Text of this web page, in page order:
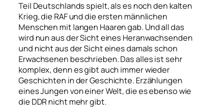
Teil Deutschlands spielt, als es noch den kalten
Krieg, die RAF und die ersten männlichen
Menschen mit langen Haaren gab. Und all das
wird nun aus der Sicht eines Heranwachsenden
und nicht aus der Sicht eines damals schon
Erwachsenen beschrieben. Das alles ist sehr
komplex, denn es gibt auch immer wieder
Geschichten in der Geschichte. Erzählungen
eines Jungen von einer Welt, die es ebenso wie
die DDR nicht mehr gibt.